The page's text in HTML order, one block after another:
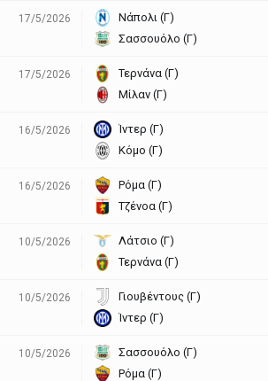
17/5/2026
Νάπολι (Γ)
Σασσουόλο (Γ)
17/5/2026
Τερνάνα (Γ)
Μίλαν (Γ)
16/5/2026
Ίντερ (Γ)
Κόμο (Γ)
16/5/2026
Ρόμα (Γ)
Τζένοα (Γ)
10/5/2026
Λάτσιο (Γ)
Τερνάνα (Γ)
10/5/2026
Γιουβέντους (Γ)
Ίντερ (Γ)
10/5/2026
Σασσουόλο (Γ)
Ρόμα (Γ)